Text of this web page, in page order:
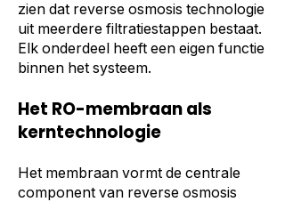
zien dat reverse osmosis technologie
uit meerdere filtratiestappen bestaat.
Elk onderdeel heeft een eigen functie
binnen het systeem.
Het RO-membraan als
kerntechnologie
Het membraan vormt de centrale
component van reverse osmosis